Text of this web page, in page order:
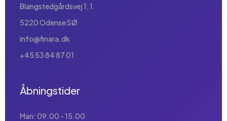
Blangstedgårdsvej 1, 1.
5220 Odense SØ
info@finara.dk
+45 53 84 87 01
Åbningstider
Man: 09.00 - 15.00